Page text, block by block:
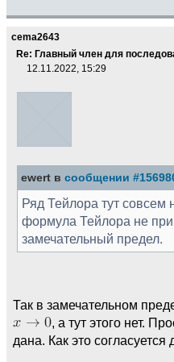
cema2643
Re: Главный член для
12.11.2022, 15:29
ewert в сообщении
Ряд Тейлора тут
формула Тейлора не
замечательный предел.
Так в замечательном
, а тут этого нет.
дана. Как это согласуется